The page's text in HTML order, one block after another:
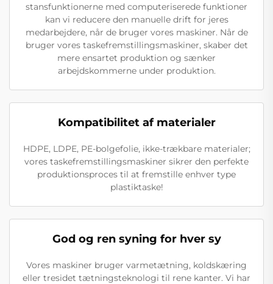
stansfunktionerne med computeriserede funktioner
kan vi reducere den manuelle drift for jeres
medarbejdere, når de bruger vores maskiner. Når de
bruger vores taskefremstillingsmaskiner, skaber det
mere ensartet produktion og sænker
arbejdskommerne under produktion.
Kompatibilitet af materialer
HDPE, LDPE, PE-bolgefolie, ikke-trækbare materialer;
vores taskefremstillingsmaskiner sikrer den perfekte
produktionsproces til at fremstille enhver type
plastiktaske!
God og ren syning for hver sy
Vores maskiner bruger varmetætning, koldskæring
eller tresidet tætningsteknologi til rene kanter. Vi har